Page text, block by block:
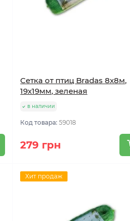
Сетка от птиц Bradas 8х8м,
19х19мм, зеленая
в наличии
Код товара:59018
279 грн
Хит продаж